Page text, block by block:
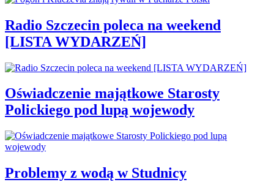
Radio Szczecin poleca na weekend
[LISTA WYDARZEŃ]
Oświadczenie majątkowe Starosty
Polickiego pod lupą wojewody
Problemy z wodą w Studnicy